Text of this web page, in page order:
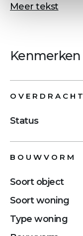
Meer tekst
Kenmerken
OVERDRACHT
Status
BOUWVORM
Soort object
Soort woning
Type woning